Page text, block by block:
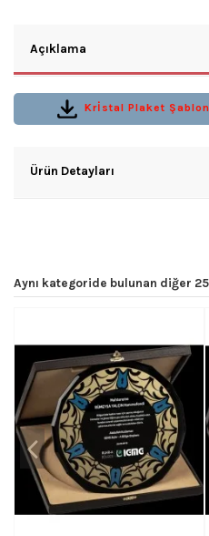
Açıklama
Krİstal Plaket
Ürün Detayları
Aynı kategoride bulunan diğer